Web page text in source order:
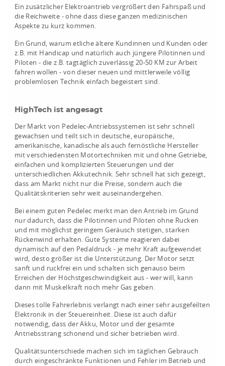
Ein zusätzlicher Elektroantrieb vergrößert den Fahrspaß und
die Reichweite - ohne dass diese ganzen medizinischen
Aspekte zu kurz kommen.
Ein Grund, warum etliche ältere Kundinnen und Kunden oder
z.B. mit Handicap und natürlich auch jüngere Pilotinnen und
Piloten - die z.B. tagtäglich zuverlässig 20-50 KM zur Arbeit
fahren wollen - von dieser neuen und mittlerweile völlig
problemlosen Technik einfach begeistert sind.
HighTech ist angesagt
Der Markt von Pedelec-Antriebssystemen ist sehr schnell
gewachsen und teilt sich in deutsche, europäische,
amerikanische, kanadische als auch fernöstliche Hersteller
mit verschiedensten Motortechniken mit und ohne Getriebe,
einfachen und komplizierten Steuerungen und der
unterschiedlichen Akkutechnik. Sehr schnell hat sich gezeigt,
dass am Markt nicht nur die Preise, sondern auch die
Qualitätskriterien sehr weit auseinandergehen.
Bei einem guten Pedelec merkt man den Antrieb im Grund
nur dadurch, dass die Pilotinnen und Piloten ohne Rucken
und mit möglichst geringem Geräusch stetigen, starken
Rückenwind erhalten. Gute Systeme reagieren dabei
dynamisch auf den Pedaldruck - je mehr Kraft aufgewendet
wird, desto größer ist die Unterstützung. Der Motor setzt
sanft und ruckfrei ein und schalten sich genauso beim
Erreichen der Höchstgeschwindigkeit aus - wer will, kann
dann mit Muskelkraft noch mehr Gas geben.
Dieses tolle Fahrerlebnis verlangt nach einer sehr ausgefeilten
Elektronik in der Steuereinheit. Diese ist auch dafür
notwendig, dass der Akku, Motor und der gesamte
Antriebsstrang schonend und sicher betrieben wird.
Qualitätsunterschiede machen sich im täglichen Gebrauch
durch eingeschränkte Funktionen und Fehler im Betrieb und